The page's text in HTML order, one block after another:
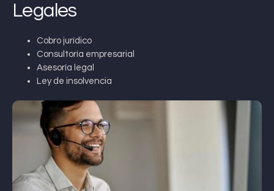
Legales
Cobro jurídico
Consultoría empresarial
Asesoría legal
Ley de insolvencia